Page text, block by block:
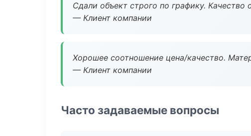
Сдали объект строго по графику.
— Клиент компании
Хорошее соотношение цена/качество.
— Клиент компании
Часто задаваемые вопросы